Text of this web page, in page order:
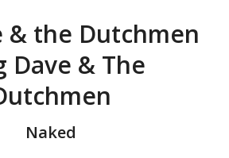
& the Dutchmen
Dave & The
Naked